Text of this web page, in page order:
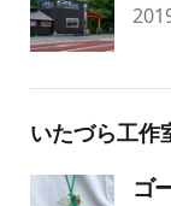
いたづら工作
ゴ